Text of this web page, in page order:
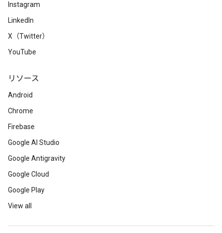
Instagram
LinkedIn
X（Twitter）
YouTube
リソース
Android
Chrome
Firebase
Google AI Studio
Google Antigravity
Google Cloud
Google Play
View all